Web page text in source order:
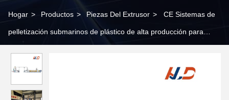
Hogar > Productos > Piezas Del Extrusor > CE Sistemas de
pelletización submarinos de plástico de alta producción para